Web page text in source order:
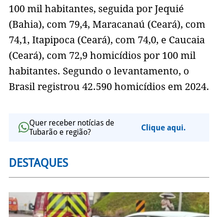
100 mil habitantes, seguida por Jequié
(Bahia), com 79,4, Maracanaú (Ceará), com
74,1, Itapipoca (Ceará), com 74,0, e Caucaia
(Ceará), com 72,9 homicídios por 100 mil
habitantes. Segundo o levantamento, o
Brasil registrou 42.590 homicídios em 2024.
Quer receber notícias de
Tubarão e região?
Clique aqui.
DESTAQUES